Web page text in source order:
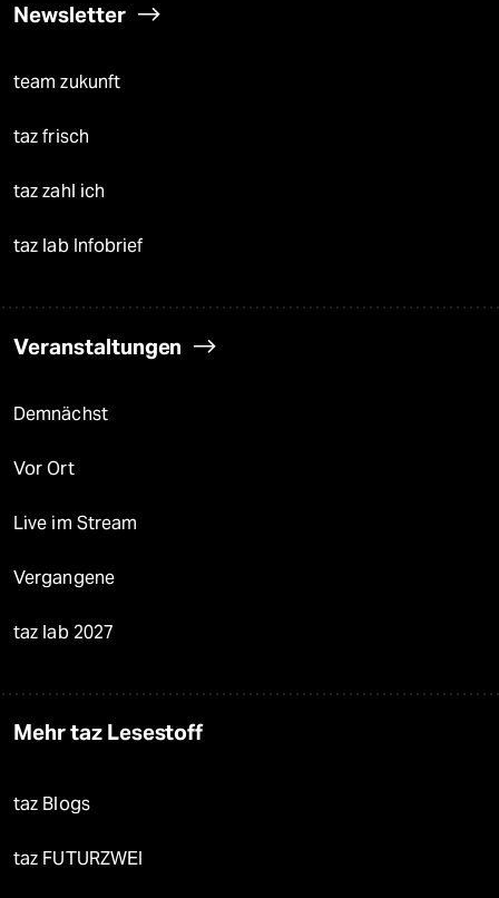
Newsletter
team zukunft
taz frisch
taz zahl ich
taz lab Infobrief
Veranstaltungen
Demnächst
Vor Ort
Live im Stream
Vergangene
taz lab 2027
Mehr taz Lesestoff
taz Blogs
taz FUTURZWEI